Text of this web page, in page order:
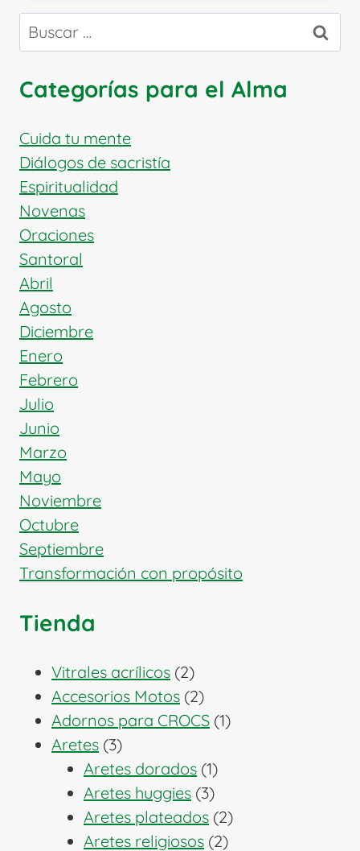
NUEVO:
SALUD
RECONCILIACIÓN
Buscar:
Categorías para el Alma
Cuida tu mente
Diálogos de sacristía
Espiritualidad
Novenas
Oraciones
Santoral
Abril
Agosto
Diciembre
Enero
Febrero
Julio
Junio
Marzo
Mayo
Noviembre
Octubre
Septiembre
Transformación con propósito
Tienda
Vitrales acrílicos 22
productos
Accesorios Motos 22
productos
Adornos para CROCS 11
Aretes 33
productos
Aretes dorados 11
producto
Aretes huggies 33
productos
Aretes plateados 22
productos
Aretes religiosos 22